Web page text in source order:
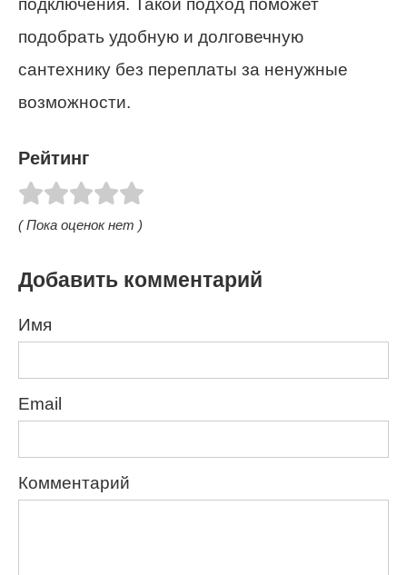
подключения. Такой подход поможет
подобрать удобную и долговечную
сантехнику без переплаты за ненужные
возможности.
Рейтинг
( Пока оценок нет )
Добавить комментарий
Имя
Email
Комментарий